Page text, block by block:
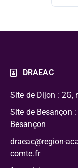
DRAEAC
Site de Dijon : 2G,
Site de Besançon
Besançon
draeac@region-
comte.fr